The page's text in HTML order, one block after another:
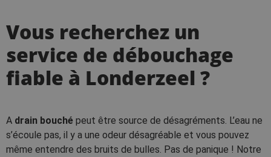
Vous recherchez un
service de débouchage
fiable à Londerzeel ?
A drain bouché peut être source de désagréments. L’eau ne
s’écoule pas, il y a une odeur désagréable et vous pouvez
même entendre des bruits de bulles. Pas de panique ! Notre